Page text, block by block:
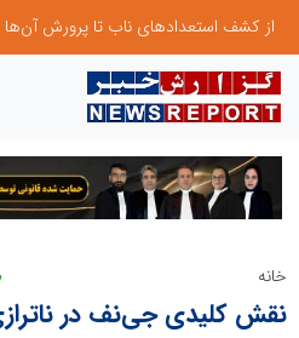
خانه
نقش کلیدی جی‌نف در